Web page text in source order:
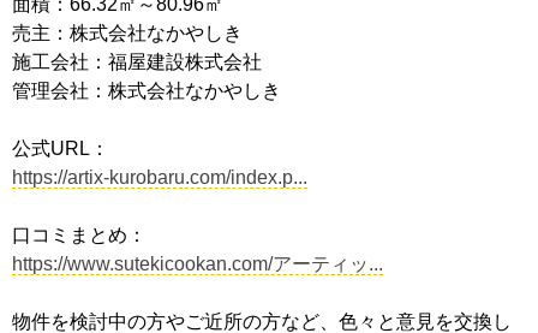
面積：66.32㎡～80.96㎡
売主：株式会社なかやしき
施工会社：福屋建設株式会社
管理会社：株式会社なかやしき
公式URL：
https://artix-kurobaru.com/index.p...
口コミまとめ：
https://www.sutekicookan.com/アーティッ...
物件を検討中の方やご近所の方など、色々と意見を交換し